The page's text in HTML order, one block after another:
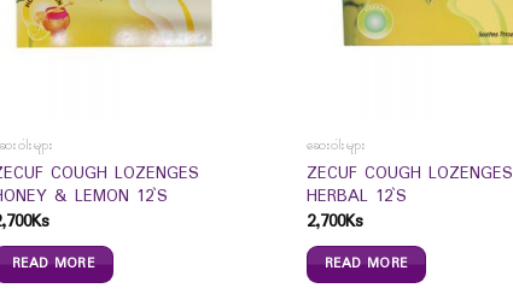
းဝါးများ
COUGH LOZENGES
& LEMON 12`S
Ks
READ MORE
ဆေးဝါးများ
ZECUF COUGH LOZENGES
HERBAL 12`S
2,700Ks
READ MORE